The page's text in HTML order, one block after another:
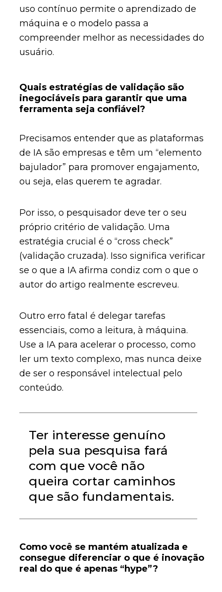
uso contínuo permite o aprendizado de
máquina e o modelo passa a
compreender melhor as necessidades do
usuário.
Quais estratégias de validação são
inegociáveis para garantir que uma
ferramenta seja confiável?
Precisamos entender que as plataformas
de IA são empresas e têm um “elemento
bajulador” para promover engajamento,
ou seja, elas querem te agradar.
Por isso, o pesquisador deve ter o seu
próprio critério de validação. Uma
estratégia crucial é o “cross check”
(validação cruzada). Isso significa verificar
se o que a IA afirma condiz com o que o
autor do artigo realmente escreveu.
Outro erro fatal é delegar tarefas
essenciais, como a leitura, à máquina.
Use a IA para acelerar o processo, como
ler um texto complexo, mas nunca deixe
de ser o responsável intelectual pelo
conteúdo.
Ter interesse genuíno
pela sua pesquisa fará
com que você não
queira cortar caminhos
que são fundamentais.
Como você se mantém atualizada e
consegue diferenciar o que é inovação
real do que é apenas “hype”?